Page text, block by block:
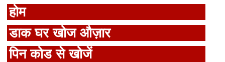
होम
डाक घर खोज औज़ार
पिन कोड से खोजें